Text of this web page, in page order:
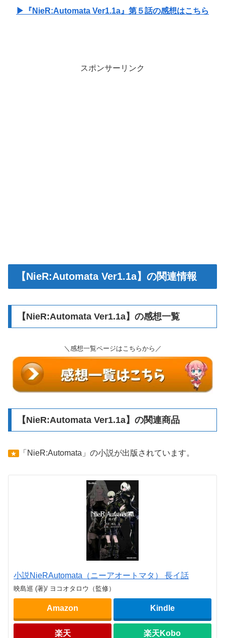
▶『NieR:Automata Ver1.1a』第５話の感想はこちら
スポンサーリンク
【NieR:Automata Ver1.1a】の関連情報
【NieR:Automata Ver1.1a】の感想一覧
＼感想一覧ページはこちらから／
【NieR:Automata Ver1.1a】の関連商品
★ 「NieR:Automata」の小説が出版されています。
小説NieRAutomata（ニーアオートマタ） 長イ話
映島巡 (著)/ ヨコオタロウ（監修）
Amazon Kindle
楽天 楽天Kobo